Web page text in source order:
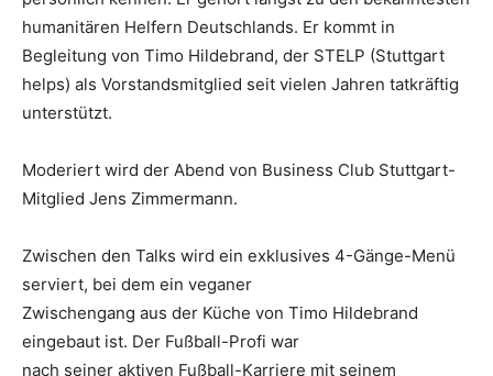
humanitären Helfern Deutschlands. Er kommt in
Begleitung von Timo Hildebrand, der STELP (Stuttgart
helps) als Vorstandsmitglied seit vielen Jahren tatkräftig
unterstützt.
Moderiert wird der Abend von Business Club Stuttgart-
Mitglied Jens Zimmermann.
Zwischen den Talks wird ein exklusives 4-Gänge-Menü
serviert, bei dem ein veganer
Zwischengang aus der Küche von Timo Hildebrand
eingebaut ist. Der Fußball-Profi war
nach seiner aktiven Fußball-Karriere mit seinem